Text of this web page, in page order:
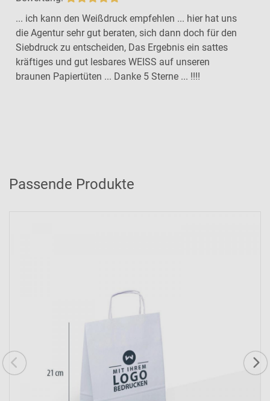
... ich kann den Weißdruck empfehlen ... hier hat uns
die Agentur sehr gut beraten, sich dann doch für den
Siebdruck zu entscheiden, Das Ergebnis ein sattes
kräftiges und gut lesbares WEISS auf unseren
braunen Papiertüten ... Danke 5 Sterne ... !!!!
Passende Produkte